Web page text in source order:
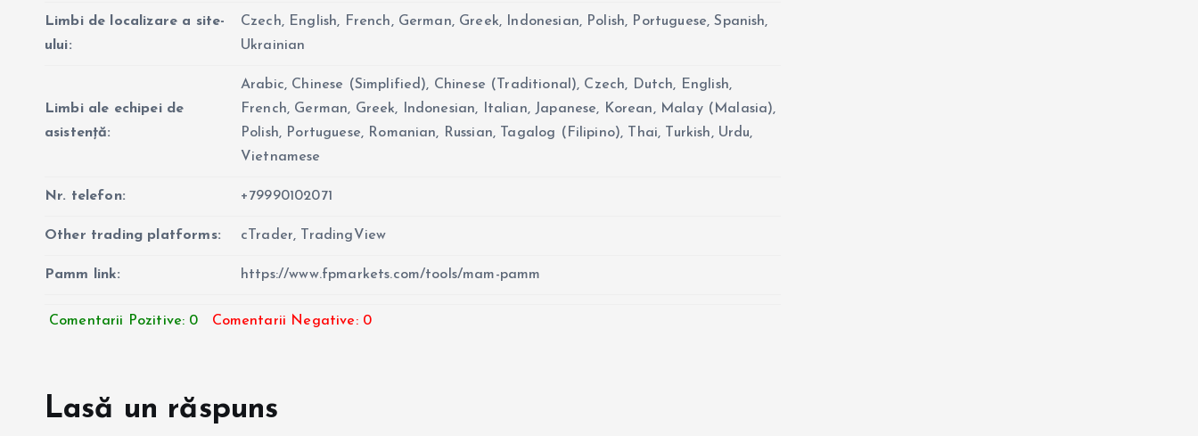
Limbi de localizare a site-
ului:
Czech, English, French, German, Greek, Indonesian, Polish, Portuguese, Spanish,
Ukrainian
Limbi ale echipei de
asistență:
Arabic, Chinese (Simplified), Chinese (Traditional), Czech, Dutch, English,
French, German, Greek, Indonesian, Italian, Japanese, Korean, Malay (Malasia),
Polish, Portuguese, Romanian, Russian, Tagalog (Filipino), Thai, Turkish, Urdu,
Vietnamese
Nr. telefon: +79990102071
Other trading platforms: cTrader, TradingView
Pamm link: https://www.fpmarkets.com/tools/mam-pamm
Comentarii Pozitive: 0 Comentarii Negative: 0
Lasă un răspuns